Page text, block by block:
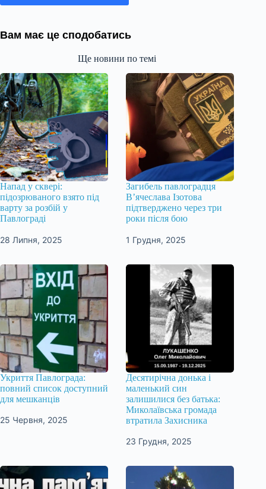
Вам має це сподобатись
Ще новини по темі
Напад у сквері:
підозрюваного взято під
варту за розбій у
Павлограді
28 Липня, 2025
Загибель павлоградця
В’ячеслава Ізотова
підтверджено через три
роки після бою
1 Грудня, 2025
Укриття Павлограда:
повний список доступний
для мешканців
25 Червня, 2025
Десятирічна донька і
маленький син
залишилися без батька:
Миколаївська громада
втратила Захисника
23 Грудня, 2025